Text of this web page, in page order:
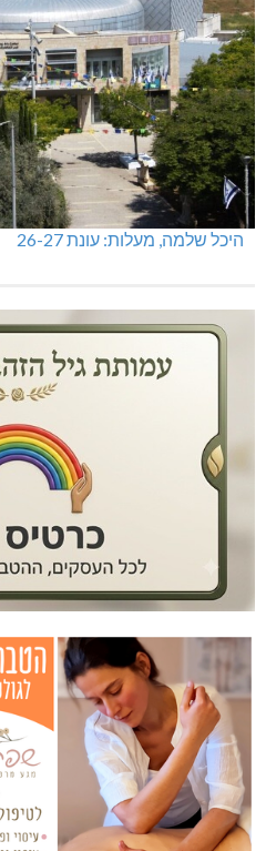
היכל שלמה, מעלות: עונת 26-27